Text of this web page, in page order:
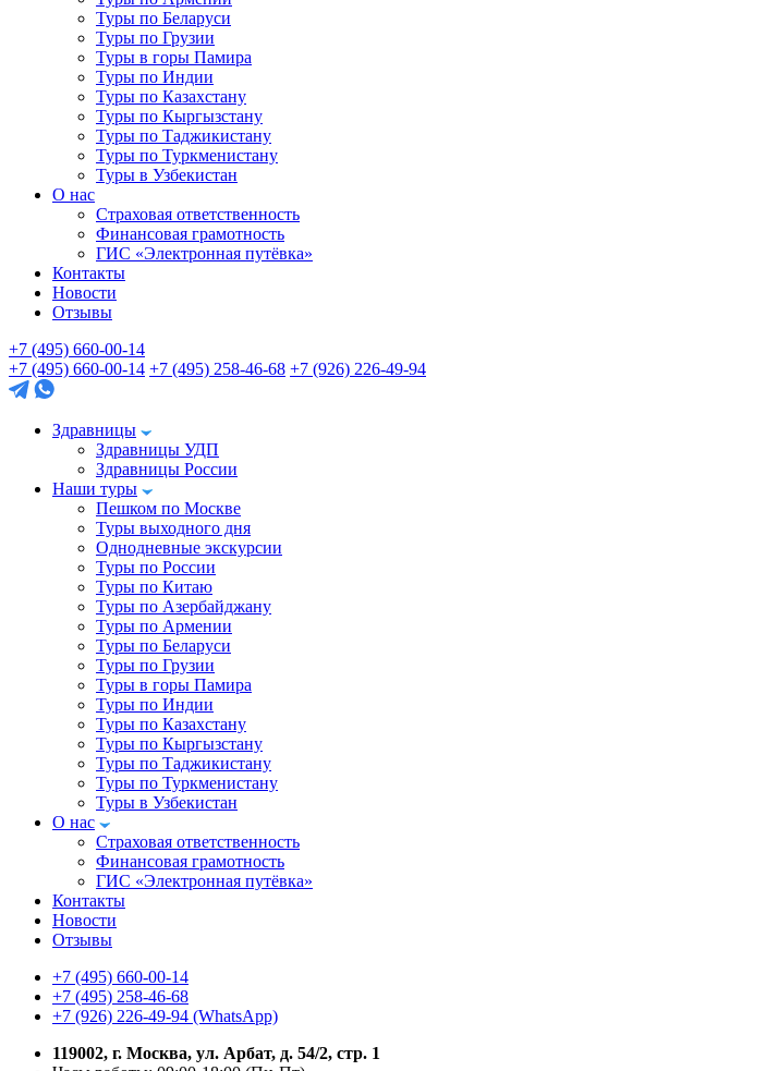
Туры по Беларуси
Туры по Грузии
Туры в горы Памира
Туры по Индии
Туры по Казахстану
Туры по Кыргызстану
Туры по Таджикистану
Туры по Туркменистану
Туры в Узбекистан
О нас
Страховая ответственность
Финансовая грамотность
ГИС «Электронная путёвка»
Контакты
Новости
Отзывы
+7 (495) 660-00-14
+7 (495) 660-00-14 +7 (495) 258-46-68 +7 (926) 226-49-94
Здравницы
Здравницы УДП
Здравницы России
Наши туры
Пешком по Москве
Туры выходного дня
Однодневные экскурсии
Туры по России
Туры по Китаю
Туры по Азербайджану
Туры по Армении
Туры по Беларуси
Туры по Грузии
Туры в горы Памира
Туры по Индии
Туры по Казахстану
Туры по Кыргызстану
Туры по Таджикистану
Туры по Туркменистану
Туры в Узбекистан
О нас
Страховая ответственность
Финансовая грамотность
ГИС «Электронная путёвка»
Контакты
Новости
Отзывы
+7 (495) 660-00-14
+7 (495) 258-46-68
+7 (926) 226-49-94 (WhatsApp)
119002, г. Москва, ул. Арбат, д. 54/2, стр. 1